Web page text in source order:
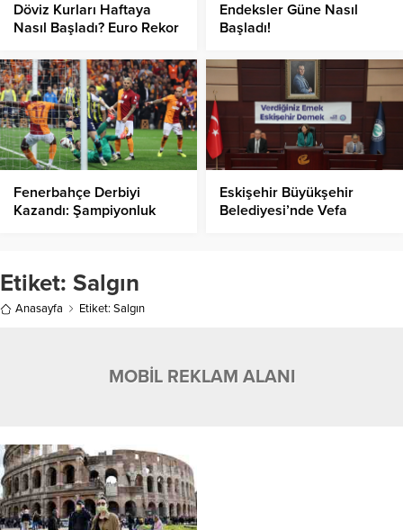
Döviz Kurları Haftaya
Nasıl Başladı? Euro Rekor
Endeksler Güne Nasıl
Başladı!
Fenerbahçe Derbiyi
Kazandı: Şampiyonluk
Eskişehir Büyükşehir
Belediyesi’nde Vefa
Etiket: Salgın
Anasayfa Etiket: Salgın
MOBİL REKLAM ALANI